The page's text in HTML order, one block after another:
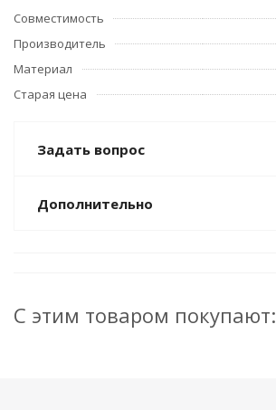
Совместимость
Производитель
Материал
Старая цена
Задать вопрос
Дополнительно
С этим товаром покупают: